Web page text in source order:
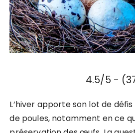
4.5/5 -
L’hiver apporte son lot de
de poules, notamment en ce